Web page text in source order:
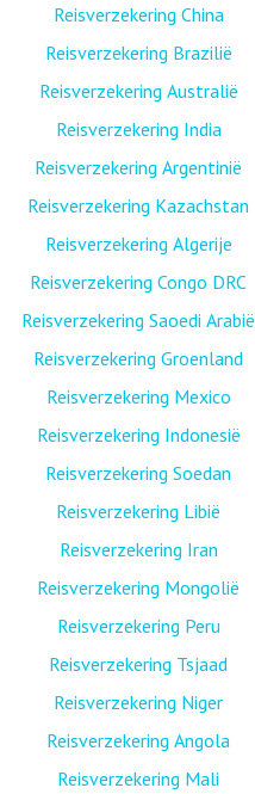
Reisverzekering China
Reisverzekering Brazilië
Reisverzekering Australië
Reisverzekering India
Reisverzekering Argentinië
Reisverzekering Kazachstan
Reisverzekering Algerije
Reisverzekering Congo DRC
Reisverzekering Saoedi Arabië
Reisverzekering Groenland
Reisverzekering Mexico
Reisverzekering Indonesië
Reisverzekering Soedan
Reisverzekering Libië
Reisverzekering Iran
Reisverzekering Mongolië
Reisverzekering Peru
Reisverzekering Tsjaad
Reisverzekering Niger
Reisverzekering Angola
Reisverzekering Mali